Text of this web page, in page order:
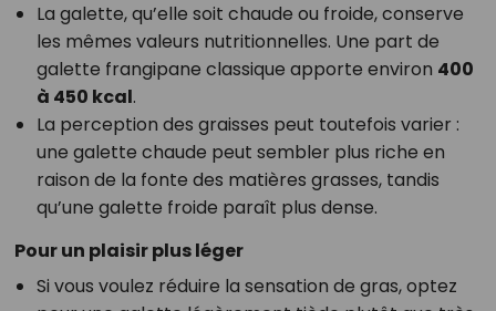
La galette, qu’elle soit chaude ou froide, conserve
les mêmes valeurs nutritionnelles. Une part de
galette frangipane classique apporte environ 400
à 450 kcal.
La perception des graisses peut toutefois varier :
une galette chaude peut sembler plus riche en
raison de la fonte des matières grasses, tandis
qu’une galette froide paraît plus dense.
Pour un plaisir plus léger
Si vous voulez réduire la sensation de gras, optez